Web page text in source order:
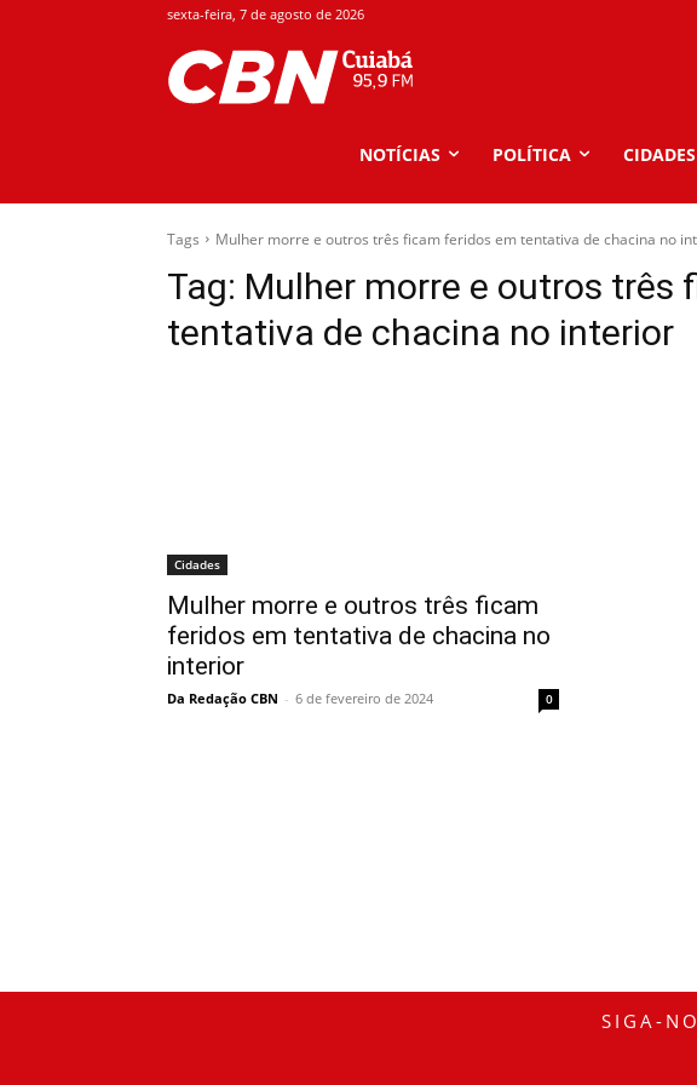
sexta-feira, 7 de agosto de 2026
NOTÍCIAS POLÍTICA CIDADES
Tags Mulher morre e outros três ficam feridos em tentativa de chacina no
Tag: Mulher morre e outros três
tentativa de chacina no interior
Cidades
Mulher morre e outros três ficam
feridos em tentativa de chacina no
interior
Da Redação CBN - 6 de fevereiro de 2024 0
SIGA-